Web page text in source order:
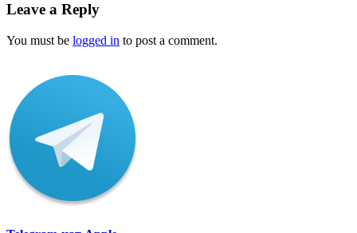
Leave a Reply
You must be logged in to post a comment.